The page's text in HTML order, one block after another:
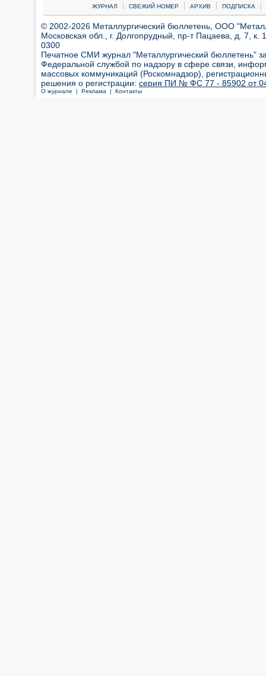
ЖУРНАЛ | СВЕЖИЙ НОМЕР | АРХИВ | ПОДПИСКА |
© 2002-2026 Металлургический бюллетень, ООО
Московская обл., г. Долгопрудный, пр-т Пацаева, д. 7,
0300
Печатное СМИ журнал "Металлургический бюллетень"
Федеральной службой по надзору в сфере связи,
массовых коммуникаций (Роскомнадзор),
решения о регистрации: серия ПИ № ФС 77 - 85902 от 04
О журнале | Реклама | Контакты